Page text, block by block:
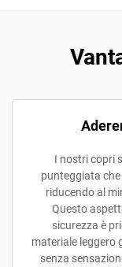
I nostri copri
punteggiata
riducendo al
Questo
sicurezza è
materiale leggero
senza